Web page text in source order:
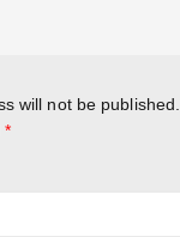
will not be published.
*